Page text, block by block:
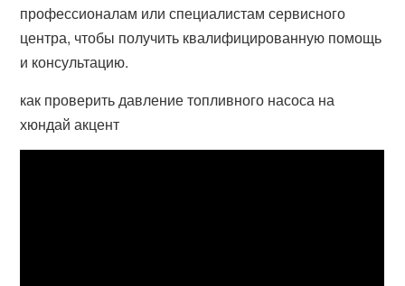
профессионалам или специалистам сервисного
центра, чтобы получить квалифицированную помощь
и консультацию.
как проверить давление топливного насоса на
хюндай акцент